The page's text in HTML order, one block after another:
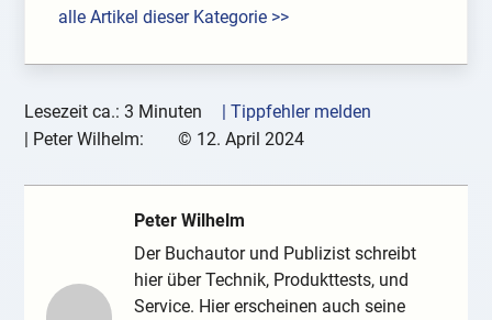
alle Artikel dieser Kategorie >>
Lesezeit ca.: 3 Minuten
| Tippfehler melden
| Peter Wilhelm: © 12. April 2024
Peter Wilhelm
Der Buchautor und Publizist schreibt
hier über Technik, Produkttests, und
Service. Hier erscheinen auch seine